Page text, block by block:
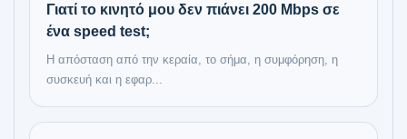
Γιατί το κινητό μου δεν πιάνει 200 Mbps σε
ένα speed test;
Η απόσταση από την κεραία, το σήμα, η συμφόρηση, η
συσκευή και η εφαρ...